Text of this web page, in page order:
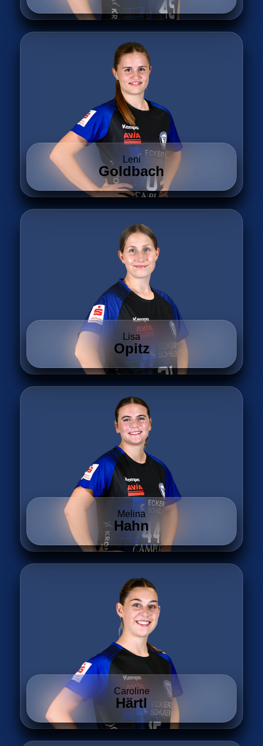
Leni
Goldbach
Lisa
Opitz
Melina
Hahn
Caroline
Härtl